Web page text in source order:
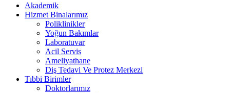
Akademik
Hizmet Binalarımız
Poliklinikler
Yoğun Bakımlar
Laboratuvar
Acil Servis
Ameliyathane
Diş Tedavi Ve Protez Merkezi
Tıbbi Birimler
Doktorlarımız